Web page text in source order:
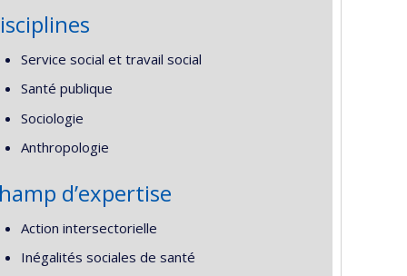
Service social et travail social
Santé publique
Sociologie
Anthropologie
d’expertise
Action intersectorielle
Inégalités sociales de santé